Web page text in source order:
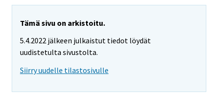
Tämä sivu on arkistoitu.
5.4.2022 jälkeen julkaistut tiedot löydät
uudistetulta sivustolta.
Siirry uudelle tilastosivulle